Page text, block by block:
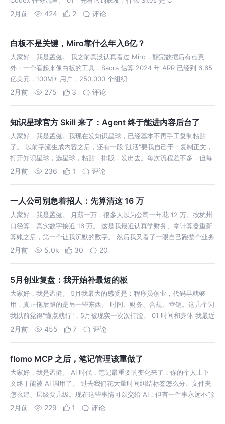
2月前 424 2 评论
白板不是关键，Miro靠什么年入6亿？
大家好，我是孟健。 我之前真没认真看过 Miro，翻完数据后有点意
外：一个看起来像白板的工具，Sacra 估算 2024 年 ARR 已经到 6.65
亿美元，100M+ 用户，250,000 个组织
2月前 275 3 评论
知识星球官方 Skill 来了：Agent 终于能进内容后台了
大家好，我是孟健。我现在发知识星球，已经基本不再手工复制粘贴
了。 以前字流生成内容之后，还有一段"脏活"要我自己干：复制正文，
打开知识星球，选星球，粘贴，排版，发出去。每次流程差不多，但每
次都得人坐在
2月前 236 1 评论
一人公司别急着招人：先算清这 16 万
大家好，我是孟健。 月薪一万，很多人以为公司一年花 12 万。按杭州
口径算，真实数字接近 16 万。 这是我最近认真学财务、拿计算器重新
算账之后，第一个让我沉默的数字。 然后我又看了一眼自己跑整个业务
2月前 5.0k 30 20
5月创业复盘：我开始补最短的板
大家好，我是孟健。 5月我最大的感受是：程序员创业，代码早就够
用，真正拖后腿的是另一些东西。 时间、财务、合规、营销。这几个词
我以前觉得"懂点就行"，5月被现实一次次打脸。 01 时间和身体 我最近
算
2月前 455 7 评论
flomo MCP 之后，笔记管理该重做了
大家好，我是孟健。 AI 时代，笔记最重要的变化来了：你的个人上下
文终于能被 AI 调用了。 过去我们花大量时间纠结标签怎么分、文件夹
怎么建、层级要几级。现在这些事情可以交给 AI；但有一件事永远不能
2月前 229 1 评论